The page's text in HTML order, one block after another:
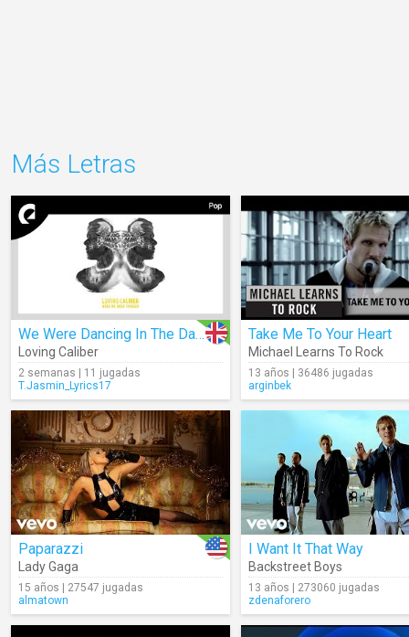
Más Letras
We Were Dancing In The Dark
Loving Caliber
2 semanas | 11 jugadas
T.Jasmin_Lyrics17
Take Me To Your Heart
Michael Learns To Rock
13 años | 36486 jugadas
arginbek
Paparazzi
Lady Gaga
15 años | 27547 jugadas
almatown
I Want It That Way
Backstreet Boys
13 años | 273060 jugadas
zdenaforero